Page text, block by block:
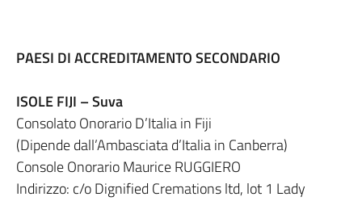
PAESI DI ACCREDITAMENTO SECONDARIO
ISOLE FIJI – Suva
Consolato Onorario D’Italia in Fiji
(Dipende dall’Ambasciata d’Italia in Canberra)
Console Onorario Maurice RUGGIERO
Indirizzo: c/o Dignified Cremations ltd, lot 1 Lady